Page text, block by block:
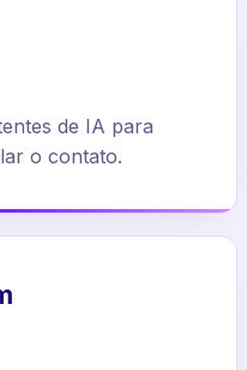
de IA para
o contato.